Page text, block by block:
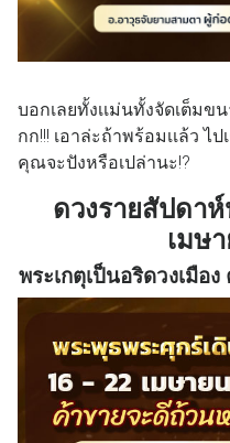
บอกเลยทั้งเเม่นทั้งจัดเต็ม
กก!!! เอาล่ะถ้าพร้อมเเล้ว ไ
คุณจะปังหรือเปล่านะ!?
ดวงรายสัปดา
เมษ
พระเกตุเป็นอริดวงเมือ